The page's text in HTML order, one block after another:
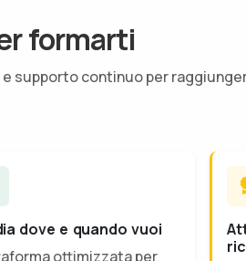
formarti
supporto continuo per
dove e quando vuoi
ottimizzata per